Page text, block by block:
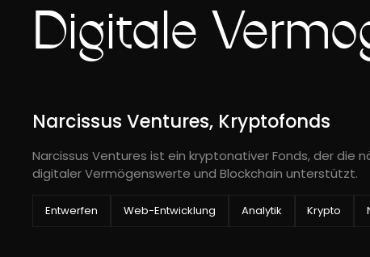
Digitale
Narcissus Ventures, Kryptofonds
Narcissus Ventures ist ein kryptonativer Fonds, der die
digitaler Vermögenswerte und Blockchain unterstützt.
Entwerfen Web-Entwicklung Analytik Krypto